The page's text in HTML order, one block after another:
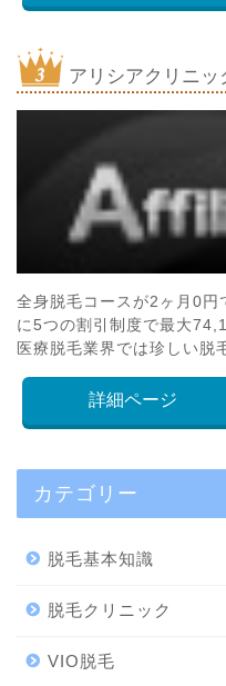
アリシアクリニッ
全身脱毛コースが2ヶ月0円
に5つの割引制度で最大
医療脱毛業界では珍しい脱
詳細ページ
カテゴリー
脱毛基本知識
脱毛クリニック
VIO脱毛